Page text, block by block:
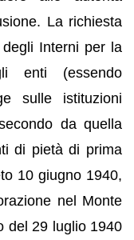
La richiesta
Interni per la
enti (essendo
sulle istituzioni
da quella
di pietà di prima
10 giugno 1940,
nel Monte
del 29 luglio 1940